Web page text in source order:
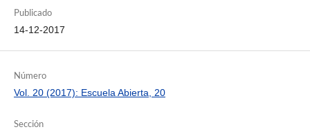
Publicado
14-12-2017
Número
Vol. 20 (2017): Escuela Abierta, 20
Sección